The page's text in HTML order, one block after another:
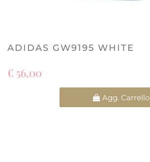
ADIDAS GW9195 WHITE
€ 56,00
Agg. Carrello